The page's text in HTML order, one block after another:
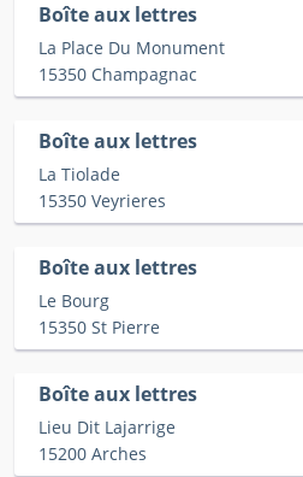
Boîte aux lettres
La Place Du Monument
15350 Champagnac
Boîte aux lettres
La Tiolade
15350 Veyrieres
Boîte aux lettres
Le Bourg
15350 St Pierre
Boîte aux lettres
Lieu Dit Lajarrige
15200 Arches